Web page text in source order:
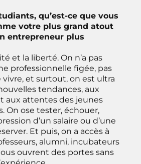
qu’est-ce que vous
votre plus grand atout
entrepreneur plus
et la liberté. On n’a pas
professionnelle figée, pas
vivre, et surtout, on est ultra
tendances, aux
aux attentes des jeunes
On ose tester, échouer,
d’un salaire ou d’une
Et puis, on a accès à
alumni, incubateurs
ouvrent des portes sans